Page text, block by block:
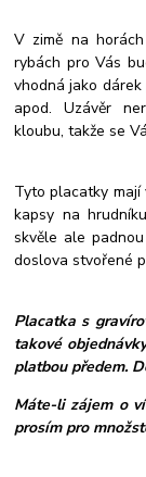
V zimě na
rybách pro Vás
vhodná jako
apod. Uzávěr
kloubu, takže se
Tyto placatky
kapsy na
skvěle ale
doslova stvořené
Placatka s
takové
platbou předem.
Máte-li zájem o
prosím pro